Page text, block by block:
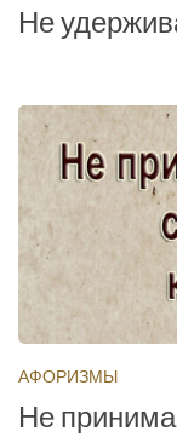
Не
АФОРИЗМЫ
Не